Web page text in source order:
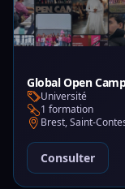
Global Open
Université
1 formation
Brest, Saint-
Consulter